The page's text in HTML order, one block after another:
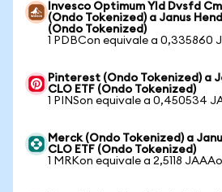
Invesco Optimum Yld Dvsfd
(Ondo Tokenized) a Janus
(Ondo Tokenized)
1 PDBCon equivale a 0,335860
Pinterest (Ondo Tokenized) a
CLO ETF (Ondo Tokenized)
1 PINSon equivale a 0,450534
Merck (Ondo Tokenized) a
CLO ETF (Ondo Tokenized)
1 MRKon equivale a 2,5118